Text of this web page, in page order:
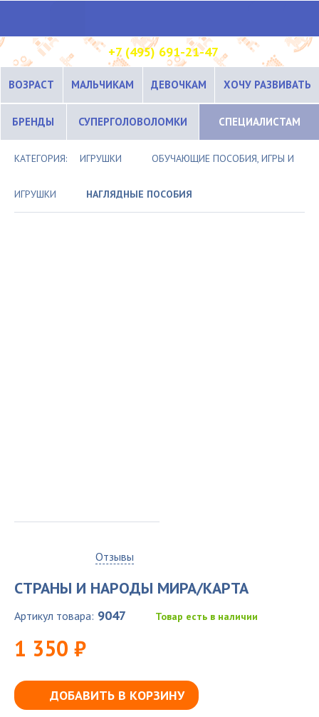
+7 (495) 691-21-47
ВОЗРАСТ МАЛЬЧИКАМ ДЕВОЧКАМ ХОЧУ РАЗВИВАТЬ
БРЕНДЫ СУПЕРГОЛОВОЛОМКИ СПЕЦИАЛИСТАМ
КАТЕГОРИЯ: ИГРУШКИ ОБУЧАЮЩИЕ ПОСОБИЯ, ИГРЫ И
ИГРУШКИ НАГЛЯДНЫЕ ПОСОБИЯ
Отзывы
СТРАНЫ И НАРОДЫ МИРА/КАРТА
Артикул товара: 9047 Товар есть в наличии
1 350 ₽
ДОБАВИТЬ В КОРЗИНУ